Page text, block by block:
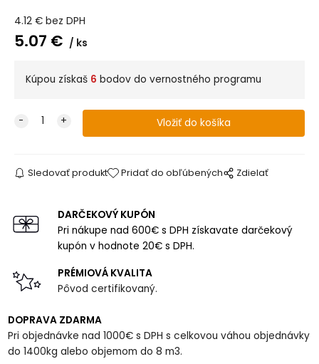
4.12€ bez DPH
5.07 € ks
Kúpou získaš 6 bodov do vernostného programu
Sledovať produkt Pridať do obľúbených Zdielať
DARČEKOVÝ KUPÓN
Pri nákupe nad 600€ s DPH získavate darčekový
kupón v hodnote 20€ s DPH.
PRÉMIOVÁ KVALITA
Pôvod certifikovaný.
DOPRAVA ZDARMA
Pri objednávke nad 1000€ s DPH s celkovou váhou objednávky
do 1400kg alebo objemom do 8 m3.